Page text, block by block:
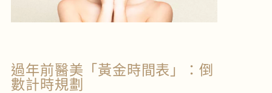
過年前醫美「黃金時間表」：倒
數計時規劃